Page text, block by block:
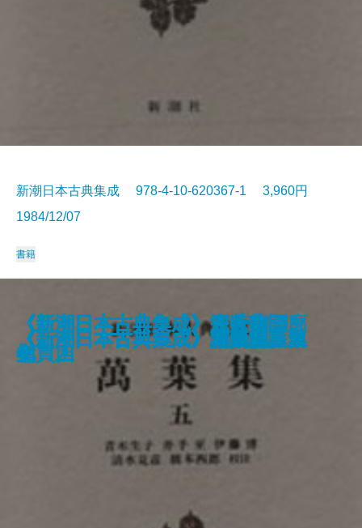
《新潮日本古典集成》古今著聞
集 下
《新潮日本古典集成》近松門左衛
門集
《新潮日本古典集成》狭衣物語
下
《新潮日本古典集成》謡曲集 中
《新潮日本古典集成》太平記 四
《新潮日本古典集成》宇治拾遺物
語
《新潮日本古典集成》浄瑠璃集
《新潮日本古典集成》源氏物語
八
《新潮日本古典集成》狭衣物語
上
《新潮日本古典集成》日本霊異記
新潮日本古典集成 978-4-10-620367-1 3,960円
1984/12/07
書籍
《新潮日本古典集成》萬葉集 五
《新潮日本古典集成》三人吉三廓
初買
《新潮日本古典集成》今昔物語
集 四
《新潮日本古典集成》誹風柳多留
《新潮日本古典集成》源氏物語
七
《新潮日本古典集成》和漢朗詠集
《新潮日本古典集成》本居宣長集
《新潮日本古典集成》古今著聞
集 上
《新潮日本古典集成》太平記 三
《新潮日本古典集成》謡曲集 上